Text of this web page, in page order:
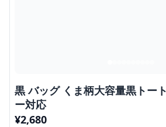
黒 バッグ くま柄大容量黒トー
ー対応
¥2,680